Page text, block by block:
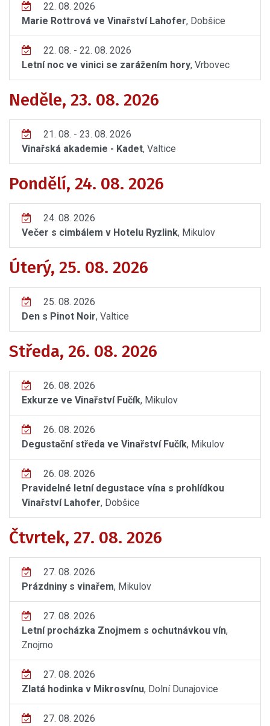
22. 08. 2026
Marie Rottrová ve Vinařství Lahofer, Dobšice
22. 08. - 22. 08. 2026
Letní noc ve vinici se zarážením hory, Vrbovec
Neděle, 23. 08. 2026
21. 08. - 23. 08. 2026
Vinařská akademie - Kadet, Valtice
Pondělí, 24. 08. 2026
24. 08. 2026
Večer s cimbálem v Hotelu Ryzlink, Mikulov
Úterý, 25. 08. 2026
25. 08. 2026
Den s Pinot Noir, Valtice
Středa, 26. 08. 2026
26. 08. 2026
Exkurze ve Vinařství Fučík, Mikulov
26. 08. 2026
Degustační středa ve Vinařství Fučík, Mikulov
26. 08. 2026
Pravidelné letní degustace vína s prohlídkou
Vinařství Lahofer, Dobšice
Čtvrtek, 27. 08. 2026
27. 08. 2026
Prázdniny s vinařem, Mikulov
27. 08. 2026
Letní procházka Znojmem s ochutnávkou vín,
Znojmo
27. 08. 2026
Zlatá hodinka v Mikrosvínu, Dolní Dunajovice
27. 08. 2026